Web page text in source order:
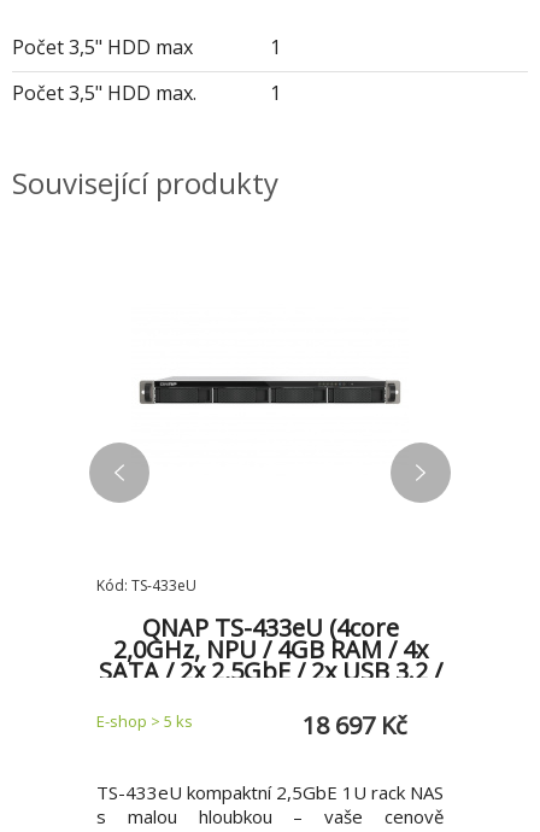
Počet 3,5" HDD max
1
Počet 3,5" HDD max.
1
Související produkty
Kód: TS-433eU
QNAP TS-433eU (4core
2,0GHz, NPU / 4GB RAM / 4x
SATA / 2x 2,5GbE / 2x USB 3.2 /
E-shop > 5 ks 18 697 Kč
TS-433eU kompaktní 2,5GbE 1U rack NAS
s malou hloubkou – vaše cenově